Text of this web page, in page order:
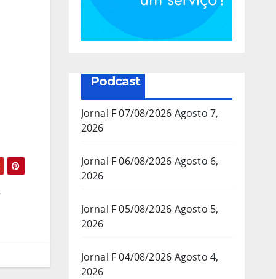
Podcast
Jornal F 07/08/2026 Agosto 7,
2026
Jornal F 06/08/2026 Agosto 6,
2026
Jornal F 05/08/2026 Agosto 5,
2026
Jornal F 04/08/2026 Agosto 4,
2026